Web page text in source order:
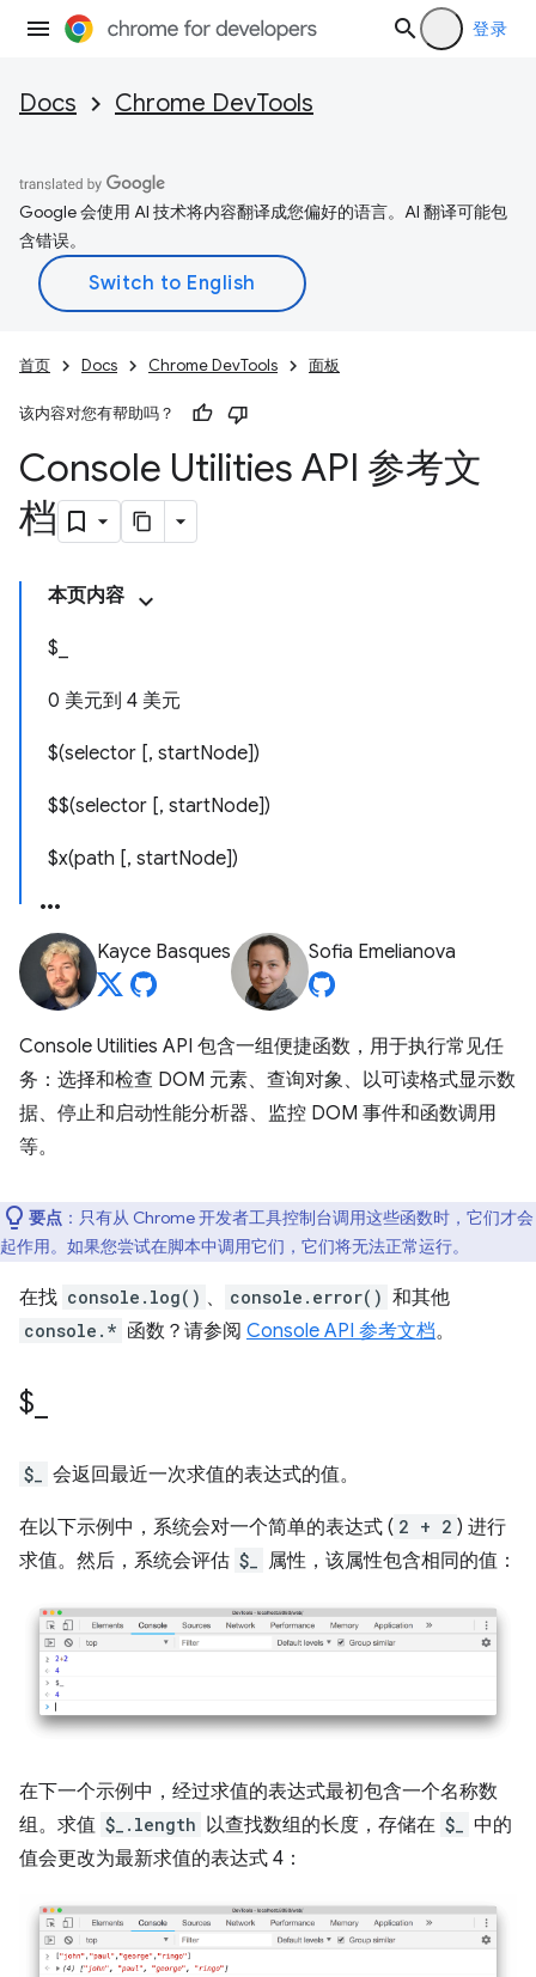
登录
Docs Chrome DevTools
Google 会使用 AI 技术将内容翻译成您偏好的语言。AI 翻译可能包
含错误。
首页 Docs Chrome DevTools 面板
该内容对您有帮助吗？
Console Utilities API 参考文
档
本页内容
$_
0 美元到 4 美元
$(selector [, startNode])
$$(selector [, startNode])
$x(path [, startNode])
Kayce Basques Sofia Emelianova
Console Utilities API 包含一组便捷函数，用于执行常见任
务：选择和检查 DOM 元素、查询对象、以可读格式显示数
据、停止和启动性能分析器、监控 DOM 事件和函数调用
等。
要点 ：只有从 Chrome 开发者工具控制台调用这些函数时，它们才会
起作用。如果您尝试在脚本中调用它们，它们将无法正常运行。
在找 console.log() 、 console.error() 和其他
console.* 函数？请参阅 Console API 参考文档。
$
$_ 会返回最近一次求值的表达式的值。
在以下示例中，系统会对一个简单的表达式 ( 2 + 2 ) 进行
求值。然后，系统会评估 $_ 属性，该属性包含相同的值：
在下一个示例中，经过求值的表达式最初包含一个名称数
组。求值 $_.length 以查找数组的长度，存储在 $_
中的
值会更改为最新求值的表达式 4：